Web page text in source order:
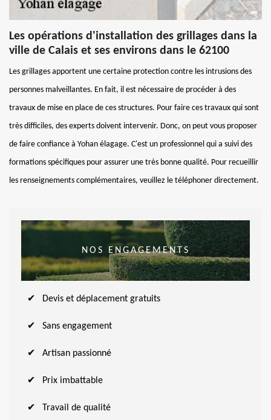
Les opérations d'installation des grillages dans la
ville de Calais et ses environs dans le 62100
Les grillages apportent une certaine protection contre les intrusions des
personnes malveillantes. En fait, il est nécessaire de procéder à des
travaux de mise en place de ces structures. Pour faire ces travaux qui sont
très difficiles, des experts doivent intervenir. Donc, on peut vous proposer
de faire confiance à Yohan élagage. C'est un professionnel qui a suivi des
formations spécifiques pour assurer une très bonne qualité. Pour recueillir
les renseignements complémentaires, veuillez le téléphoner directement.
NOS ENGAGEMENTS
Devis et déplacement gratuits
Sans engagement
Artisan passionné
Prix imbattable
Travail de qualité